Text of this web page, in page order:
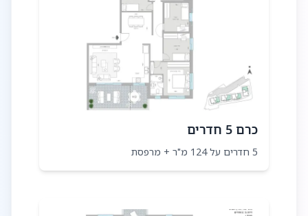
כרם 5 חדרים
5 חדרים על 124 מ"ר + מרפסת